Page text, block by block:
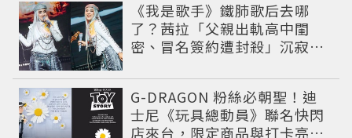
《我是歌手》鐵肺歌后去哪
了？茜拉「父親出軌高中閨
密、冒名簽約遭封殺」沉寂12
G-DRAGON 粉絲必朝聖！迪
士尼《玩具總動員》聯名快閃
店來台，限定商品與打卡亮點